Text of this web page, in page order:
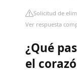
Solicitud de
Ver respuesta
¿Qué
el